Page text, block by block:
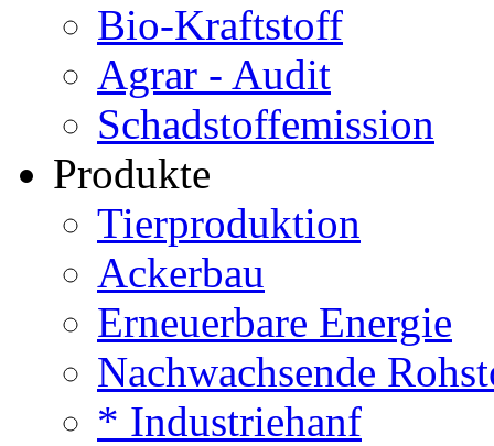
Bio-Kraftstoff
Agrar - Audit
Schadstoffemission
Produkte
Tierproduktion
Ackerbau
Erneuerbare Energie
Nachwachsende
* Industriehanf